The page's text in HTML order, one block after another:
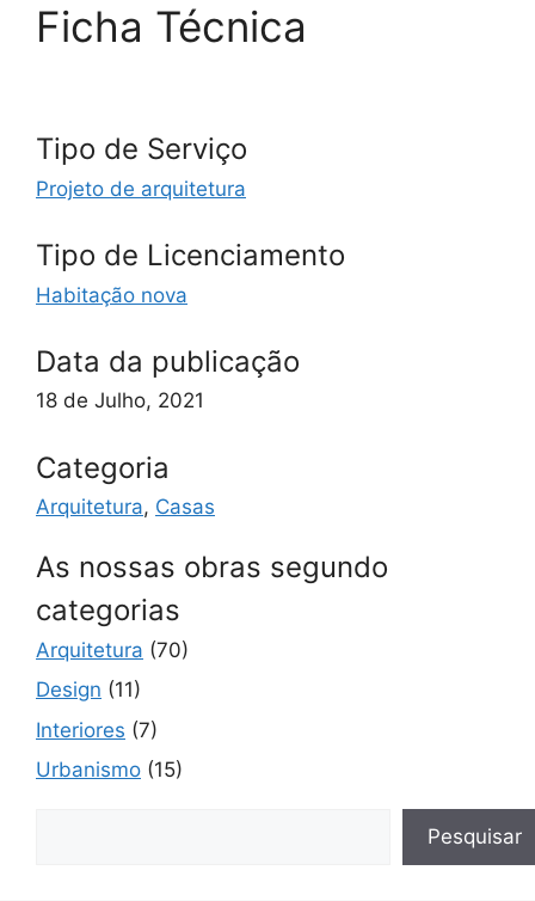
Ficha Técnica
Tipo de Serviço
Projeto de arquitetura
Tipo de Licenciamento
Habitação nova
Data da publicação
18 de Julho, 2021
Categoria
Arquitetura, Casas
As nossas obras segundo
categorias
Arquitetura (70)
Design (11)
Interiores (7)
Urbanismo (15)
Pesquisar